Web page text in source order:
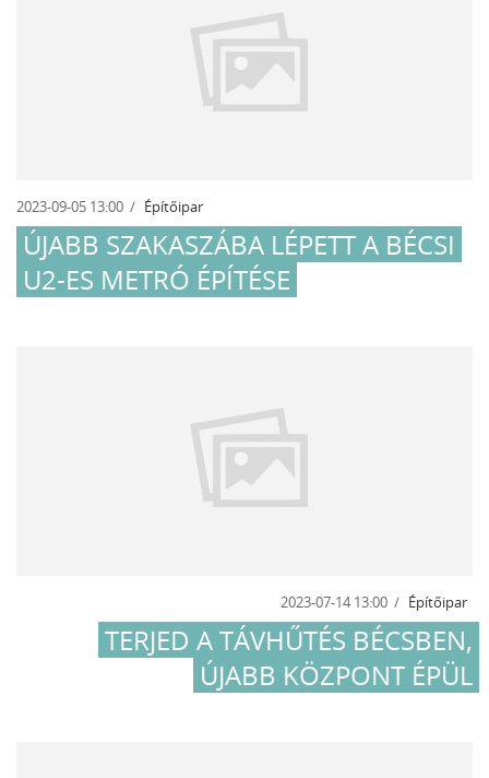
2023-09-05 13:00 Építőipar
ÚJABB SZAKASZÁBA LÉPETT A BÉCSI
U2-ES METRÓ ÉPÍTÉSE
2023-07-14 13:00 Építőipar
TERJED A TÁVHŰTÉS BÉCSBEN,
ÚJABB KÖZPONT ÉPÜL